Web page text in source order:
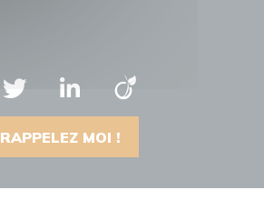
RAPPELEZ MOI !